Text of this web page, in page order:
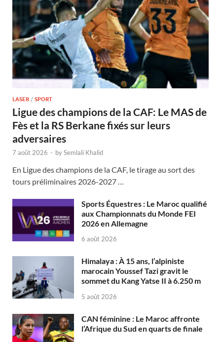
LASER / SPORT
Ligue des champions de la CAF: Le MAS de
Fès et la RS Berkane fixés sur leurs
adversaires
7 août 2026 - bySemlali Khalid
En Ligue des champions de la CAF, le tirage au sort des
tours préliminaires 2026-2027 …
Sports Équestres : Le Maroc qualifié
aux Championnats du Monde FEI
2026 en Allemagne
6 août 2026
Himalaya : À 15 ans, l’alpiniste
marocain Youssef Tazi gravit le
sommet du Kang Yatse II à 6.250 m
5 août 2026
CAN féminine : Le Maroc affronte
l’Afrique du Sud en quarts de finale